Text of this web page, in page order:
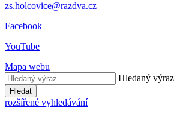
zs.holcovice@razdva.cz
Facebook
YouTube
Mapa webu
Hledaný výraz
Hledat
rozšířené vyhledávání